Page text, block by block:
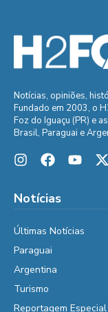
Notícias, opiniões,
Fundado em 2003, o
Foz do Iguaçu (PR) e
Brasil, Paraguai e
Notícias
Últimas Notícias
Paraguai
Argentina
Turismo
Reportagem Especial